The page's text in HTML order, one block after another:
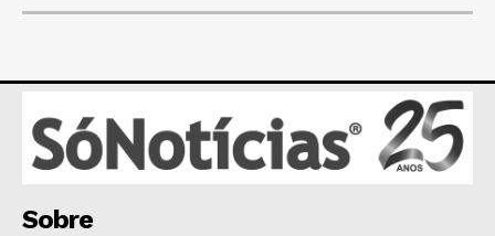
ESPORTES
ECONOMIA
OPINIÃO
EDUCAÇÃO
Sobre